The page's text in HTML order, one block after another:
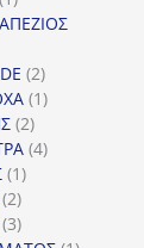
προϊόν
22
προϊόντα
11
22
προϊόντα
44
11
προϊόν
22
προϊόντα
33